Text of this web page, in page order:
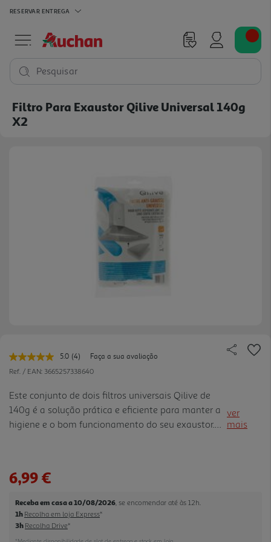
RESERVAR ENTREGA
Pesquisar
Filtro Para Exaustor Qilive Universal 140g
X2
5.0 Leu
4
Link
para
a
mesma
página.
(4)
Faça a sua avaliação
Ref. / EAN: 3665257338640
Este conjunto de dois filtros universais Qilive de
140g é a solução prática e eficiente para manter a
higiene e o bom funcionamento do seu exaustor.
cozinha, retendo partículas e odores indesejados
duas unidades oferece uma solução de
substituição conveniente, assegurando que o seu
ver
mais
6,99 €
Receba em casa a 10/08/2026 , se encomendar até às 12h.
1h Recolha em loja Express*
3h Recolha Drive*